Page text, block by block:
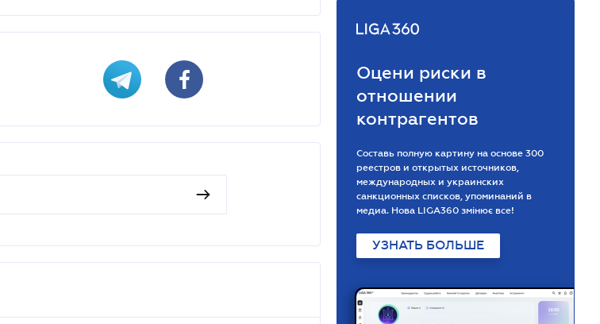
Оцени риски в
отношении
контрагентов
Составь полную картину на основе 300
реестров и открытых источников,
международных и украинских
санкционных списков, упоминаний в
медиа. Нова LIGA360 змінює все!
УЗНАТЬ БОЛЬШЕ